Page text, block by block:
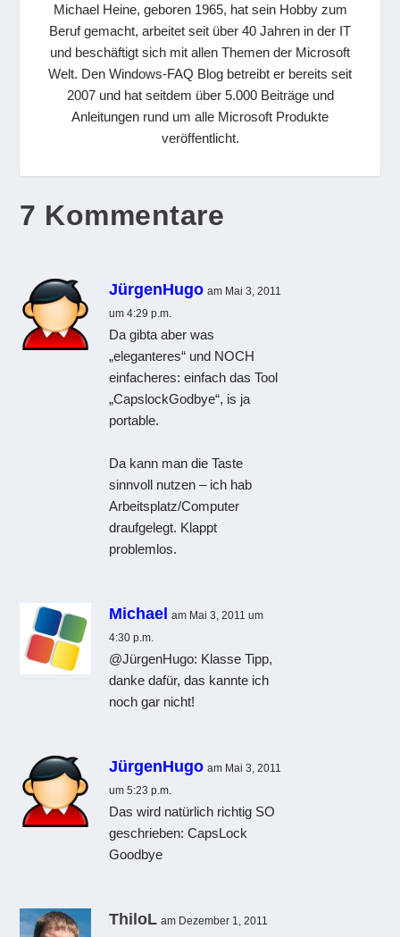
Michael Heine, geboren 1965, hat sein Hobby zum
Beruf gemacht, arbeitet seit über 40 Jahren in der IT
und beschäftigt sich mit allen Themen der Microsoft
Welt. Den Windows-FAQ Blog betreibt er bereits seit
2007 und hat seitdem über 5.000 Beiträge und
Anleitungen rund um alle Microsoft Produkte
veröffentlicht.
7 Kommentare
JürgenHugo am Mai 3, 2011
um 4:29 p.m.
Da gibta aber was
„eleganteres“ und NOCH
einfacheres: einfach das Tool
„CapslockGodbye“, is ja
portable.
Da kann man die Taste
sinnvoll nutzen – ich hab
Arbeitsplatz/Computer
draufgelegt. Klappt
problemlos.
Michael am Mai 3, 2011 um
4:30 p.m.
@JürgenHugo: Klasse Tipp,
danke dafür, das kannte ich
noch gar nicht!
JürgenHugo am Mai 3, 2011
um 5:23 p.m.
Das wird natürlich richtig SO
geschrieben: CapsLock
Goodbye
ThiloL am Dezember 1, 2011